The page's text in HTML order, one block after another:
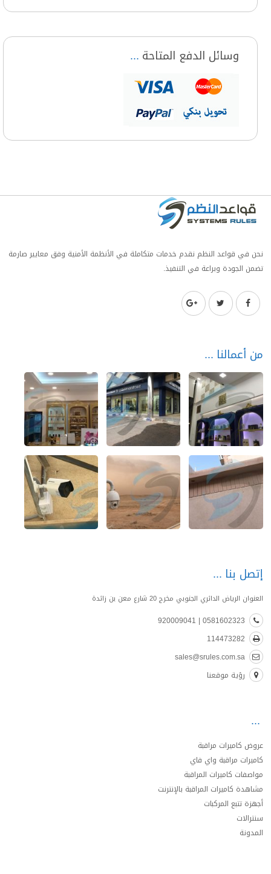
وسائل الدفع المتاحة
نحن في قواعد النظم نقدم خدمات متكاملة في الأنظمة الأمنية وفق معايير صارمة
تضمن الجودة وبراعة في التنفيذ.
من أعمالنا
إتصل بنا
العنوان الرياض الدائري الجنوبي مخرج 20 شارع معن بن زائدة
0581602323 | 920009041
114473282
sales@srules.com.sa
رؤية موقعنا
عروض كاميرات مراقبة
كاميرات مراقبة واي فاي
مواصفات كاميرات المراقبة
مشاهدة كاميرات المراقبة بالإنترنت
أجهزة تتبع المركبات
سنترالات
المدونة